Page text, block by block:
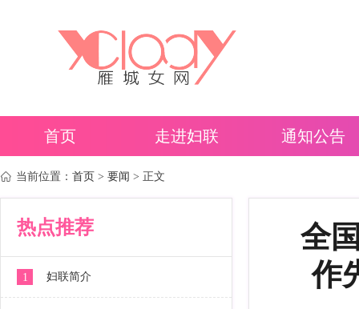
首页 走进妇联 通知公告
当前位置： 首页 > 要闻 > 正文
热点推荐
1 妇联简介
全
作